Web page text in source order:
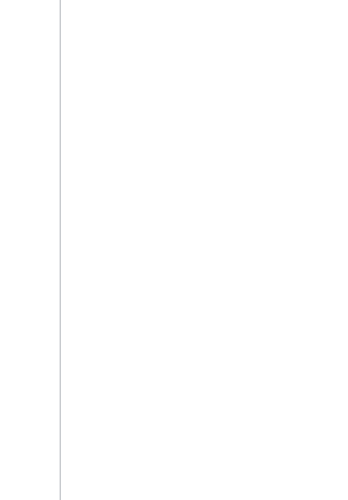
Test wyników z
Oficjalne narzędzie Google do
sprawdzić, które wyniki z
podgląd tego, jak wyniki z
Przejdź do testu wyników z